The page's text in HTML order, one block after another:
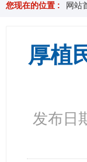
您现在的位置 : 网站
厚植
发布日